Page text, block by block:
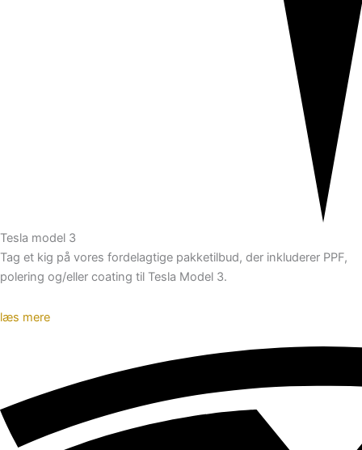
Tesla model 3
Tag et kig på vores fordelagtige pakketilbud, der inkluderer PPF,
polering og/eller coating til Tesla Model 3.
læs mere